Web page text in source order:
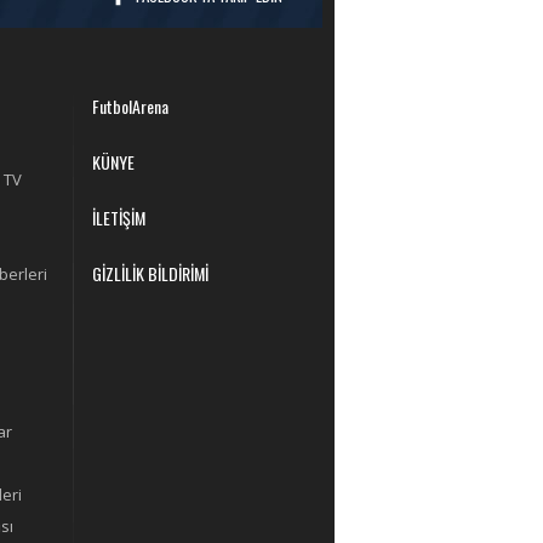
FutbolArena
KÜNYE
İLETİŞİM
GİZLİLİK BİLDİRİMİ